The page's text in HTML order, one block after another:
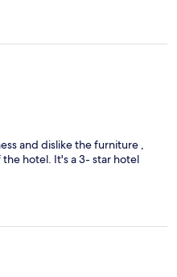
and dislike the furniture ,
hotel. It's a 3- star hotel